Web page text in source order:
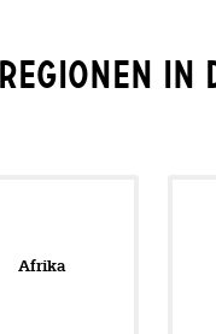
in
Afrika